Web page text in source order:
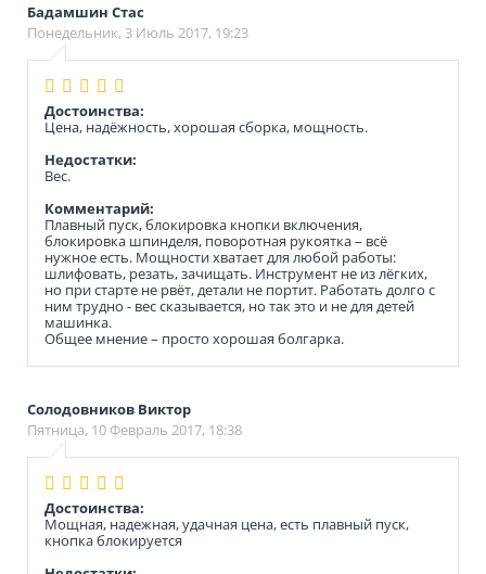
Бадамшин Стас
Понедельник, 3 Июль 2017, 19:23
Достоинства:
Цена, надёжность, хорошая сборка, мощность.
Недостатки:
Вес.
Комментарий:
Плавный пуск, блокировка кнопки включения,
блокировка шпинделя, поворотная рукоятка – всё
нужное есть. Мощности хватает для любой работы:
шлифовать, резать, зачищать. Инструмент не из лёгких,
но при старте не рвёт, детали не портит. Работать долго с
ним трудно - вес сказывается, но так это и не для детей
машинка.
Общее мнение – просто хорошая болгарка.
Солодовников Виктор
Пятница, 10 Февраль 2017, 18:38
Достоинства:
Мощная, надежная, удачная цена, есть плавный пуск,
кнопка блокируется